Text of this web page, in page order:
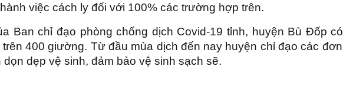
việc cách ly đối với 100% các trường hợp trên.
Ban chỉ đạo phòng chống dịch Covid-19 tỉnh, huyện Bù Đốp
400 giường. Từ đầu mùa dịch đến nay huyện chỉ đạo các
dẹp vệ sinh, đảm bảo vệ sinh sạch sẽ.